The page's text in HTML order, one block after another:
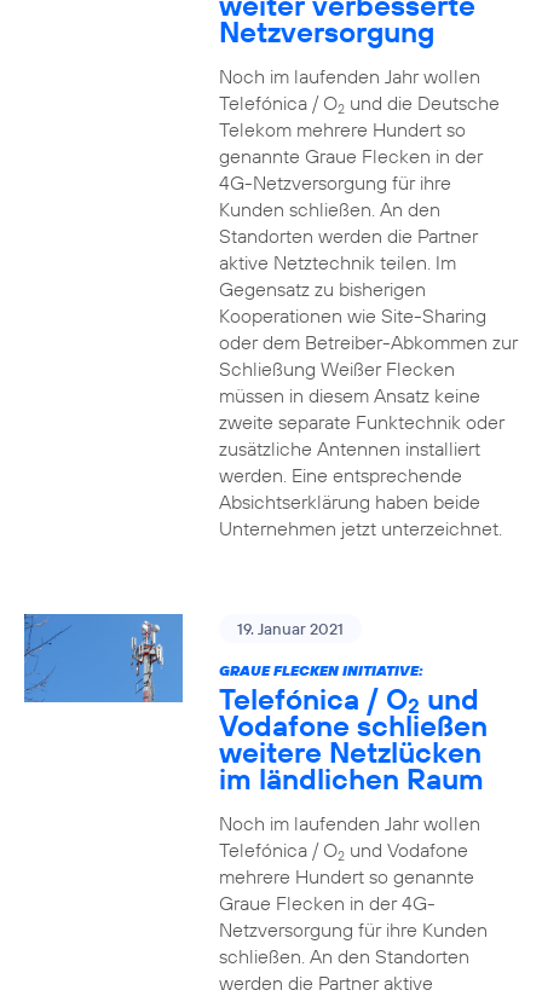
Netzversorgung
Noch im laufenden Jahr wollen
Telefónica / O2und die Deutsche
Telekom mehrere Hundert so
genannte Graue Flecken in der
4G-Netzversorgung für ihre
Kunden schließen. An den
Standorten werden die Partner
aktive Netztechnik teilen. Im
Gegensatz zu bisherigen
Kooperationen wie Site-Sharing
oder dem Betreiber-Abkommen zur
Schließung Weißer Flecken
müssen in diesem Ansatz keine
zweite separate Funktechnik oder
zusätzliche Antennen installiert
werden. Eine entsprechende
Absichtserklärung haben beide
Unternehmen jetzt unterzeichnet.
19. Januar 2021
GRAUE FLECKEN INITIATIVE:
Telefónica / O2 und
Vodafone schließen
weitere Netzlücken
im ländlichen Raum
Noch im laufenden Jahr wollen
Telefónica / O2und Vodafone
mehrere Hundert so genannte
Graue Flecken in der 4G-
Netzversorgung für ihre Kunden
schließen. An den Standorten
werden die Partner aktive